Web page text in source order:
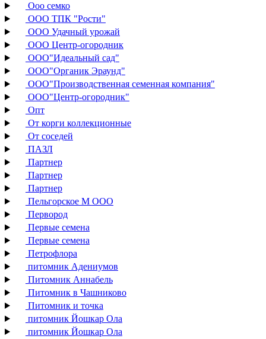
Ооо семко
ООО ТПК "Рости"
ООО Удачный урожай
ООО Центр-огородник
ООО"Идеальный сад"
ООО"Органик Эраунд"
ООО"Производственная семенная компания"
ООО"Центр-огородник"
Опт
От корги коллекционные
От соседей
ПАЗЛ
Партнер
Партнер
Партнер
Пельгорское М ООО
Первород
Первые семена
Первые семена
Петрофлора
питомник Адениумов
Питомник Аннабель
Питомник в Чашниково
Питомник и точка
питомник Йошкар Ола
питомник Йошкар Ола